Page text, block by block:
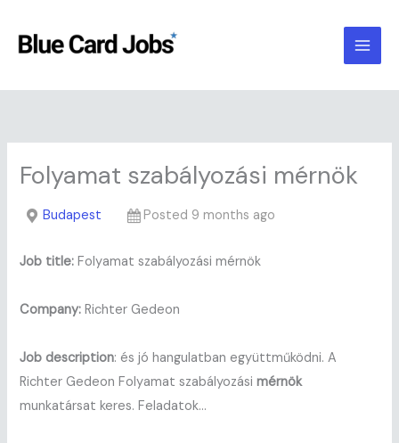
content
Folyamat szabályozási mérnök
Budapest Posted 9 months ago
Job title: Folyamat szabályozási mérnök
Company: Richter Gedeon
Job description: és jó hangulatban együttműködni. A
Richter Gedeon Folyamat szabályozásimérnök
munkatársat keres. Feladatok…